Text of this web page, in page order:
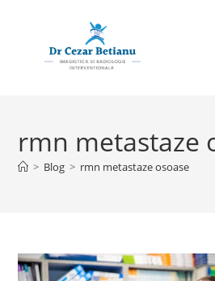
rmn metastaze
> Blog > rmn metastaze osoase